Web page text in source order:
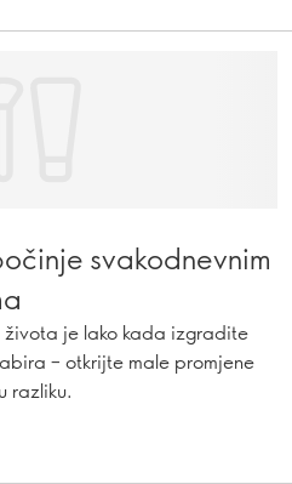
svakodnevnim
je lako kada izgradite
– otkrijte male promjene
razliku.